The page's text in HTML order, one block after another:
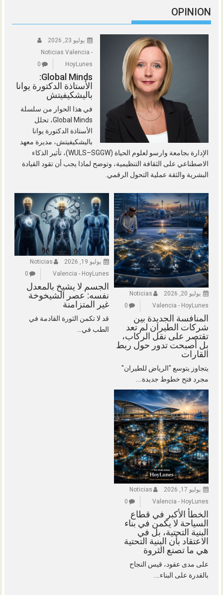
OPINION
يوليو 23, 2026
Noticias Valencia -
HoyLunes
0
Global Minds:
الأستاذة الدكتورة يوانا
باليشكيفيتش
في هذا الحوار من سلسلة
Global Minds، تحلل
الأستاذة الدكتورة يوانا
باليشكيفيتش، مديرة معهد
الإدارة بجامعة وارسو لعلوم الحياة (WULS–SGGW)، تأثير الذكاء
الاصطناعي على الثقافة التنظيمية، وتوضح لماذا يجب أن تقود القيادة
البشرية والثقة عملية التحول الرقمي.
يوليو 20, 2026
Noticias
Valencia - HoyLunes
0
المنافسة الجديدة بين
شركات الطيران لم تعد
تقتصر على نقل الركاب،
بل أصبحت تدور حول ربط
القارات
يتجاوز يتوسع "الرياض للطيران"
مجرد فتح خطوط جديدة....
يوليو 19, 2026
Noticias
Valencia - HoyLunes
0
الجسم لا يشيخ بالمعدل
نفسه: عصر الشيخوخة
غير المتزامنة
قد لا تكمن الثورة القادمة في
الطب في...
يوليو 17, 2026
Noticias
Valencia - HoyLunes
0
الخطأ الأكبر في قطاع
السياحة لا يكمن في بناء
البنية التحتية، بل في
الاعتقاد بأن البنية التحتية
هي ما تصنع الثروة
على مدى عقود، قيس النجاح
بالقدرة على البناء....